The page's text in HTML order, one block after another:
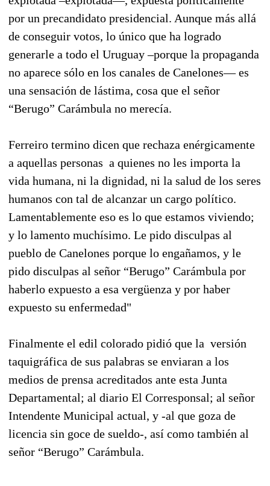
por un precandidato presidencial. Aunque más allá
de conseguir votos, lo único que ha logrado
generarle a todo el Uruguay –porque la propaganda
no aparece sólo en los canales de Canelones— es
una sensación de lástima, cosa que el señor
“Berugo” Carámbula no merecía.
Ferreiro termino dicen que rechaza enérgicamente
a aquellas personas a quienes no les importa la
vida humana, ni la dignidad, ni la salud de los seres
humanos con tal de alcanzar un cargo político.
Lamentablemente eso es lo que estamos viviendo;
y lo lamento muchísimo. Le pido disculpas al
pueblo de Canelones porque lo engañamos, y le
pido disculpas al señor “Berugo” Carámbula por
haberlo expuesto a esa vergüenza y por haber
expuesto su enfermedad"
Finalmente el edil colorado pidió que la versión
taquigráfica de sus palabras se enviaran a los
medios de prensa acreditados ante esta Junta
Departamental; al diario El Corresponsal; al señor
Intendente Municipal actual, y -al que goza de
licencia sin goce de sueldo-, así como también al
señor “Berugo” Carámbula.